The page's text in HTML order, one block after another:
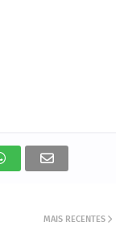
MAIS RECENTES